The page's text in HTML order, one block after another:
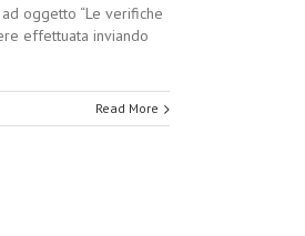
oggetto “Le verifiche
effettuata inviando
Read More